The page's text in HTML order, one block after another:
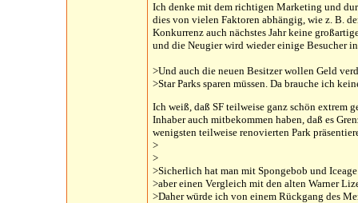
Ich denke mit dem richtigen Marketing und
dies von vielen Faktoren abhängig, wie z. B.
Konkurrenz auch nächstes Jahr keine
und die Neugier wird wieder einige Besucher
>Und auch die neuen Besitzer wollen Geld
>Star Parks sparen müssen. Da brauche ich
Ich weiß, daß SF teilweise ganz schön extrem
Inhaber auch mitbekommen haben, daß es
wenigsten teilweise renovierten Park
>
>
>Sicherlich hat man mit Spongebob und
>aber einen Vergleich mit den alten Warner
>Daher würde ich von einem Rückgang des